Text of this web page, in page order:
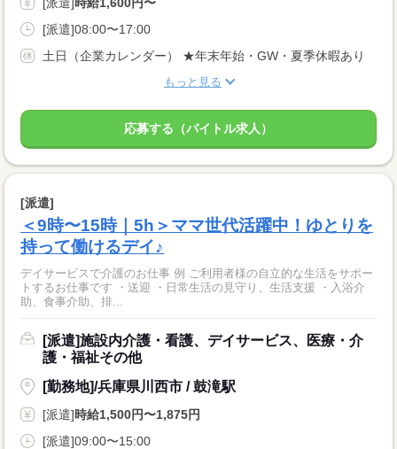
[派遣]08:00〜17:00
土日（企業カレンダー） ★年末年始・GW・夏季休暇あり
もっと見る
応募する（バイトル求人）
[派遣]
＜9時〜15時｜5h＞ママ世代活躍中！ゆとりを
持って働けるデイ♪
デイサービスで介護のお仕事 例 ご利用者様の自立的な生活をサポー
トするお仕事です ・送迎 ・日常生活の見守り、生活支援 ・入浴介
助、食事介助、排...
[派遣]施設内介護・看護、デイサービス、医療・介
護・福祉その他
[勤務地]/兵庫県川西市 / 鼓滝駅
[派遣]時給1,500円〜1,875円
[派遣]09:00〜15:00